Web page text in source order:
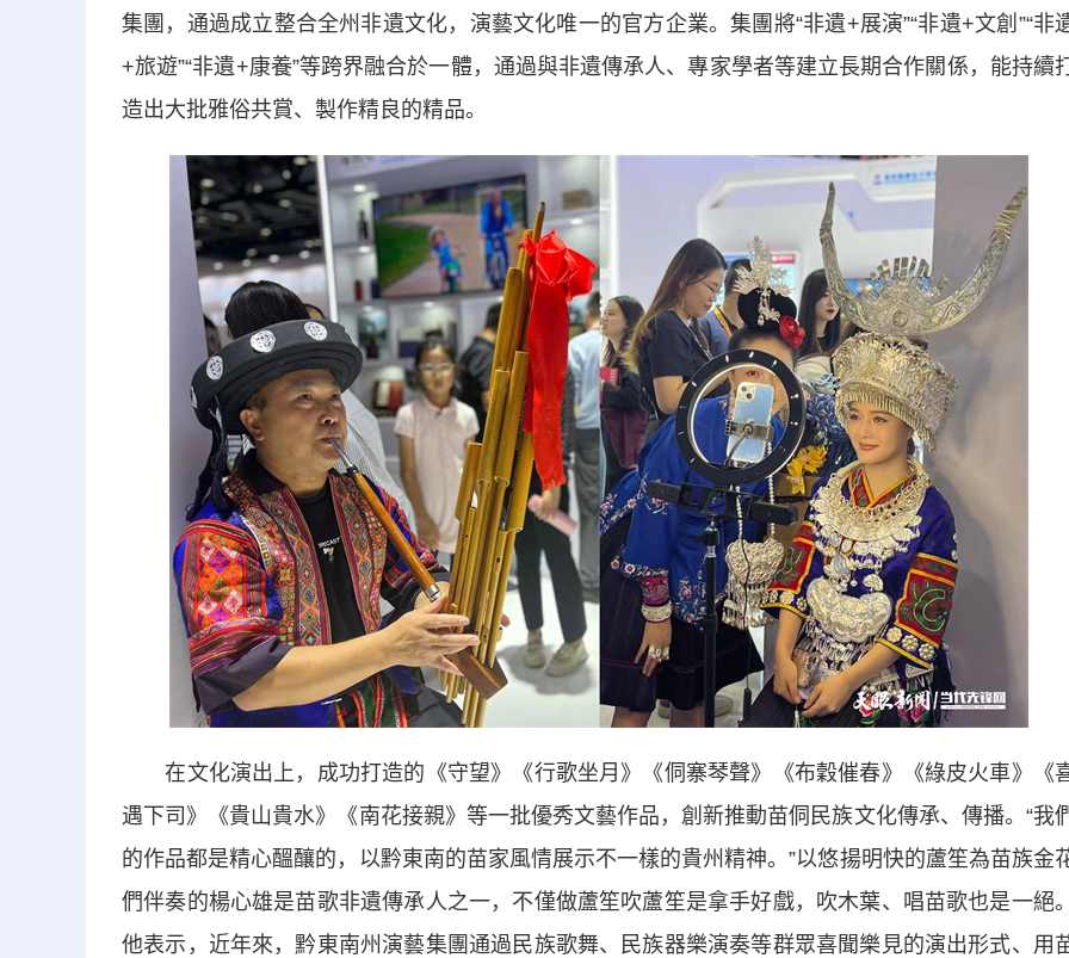
集團，通過成立整合全州非遺文化，演藝文化唯一的官方企業。集團將“非遺+展演”“非遺+文創”“非
+旅遊”“非遺+康養”等跨界融合於一體，通過與非遺傳承人、專家學者等建立長期合作關係，能持續
造出大批雅俗共賞、製作精良的精品。
在文化演出上，成功打造的《守望》《行歌坐月》《侗寨琴聲》《布穀催春》《綠皮火車》《
遇下司》《貴山貴水》《南花接親》等一批優秀文藝作品，創新推動苗侗民族文化傳承、傳播。“我
的作品都是精心醞釀的，以黔東南的苗家風情展示不一樣的貴州精神。”以悠揚明快的蘆笙為苗族金
們伴奏的楊心雄是苗歌非遺傳承人之一，不僅做蘆笙吹蘆笙是拿手好戲，吹木葉、唱苗歌也是一絕
他表示，近年來，黔東南州演藝集團通過民族歌舞、民族器樂演奏等群眾喜聞樂見的演出形式、用